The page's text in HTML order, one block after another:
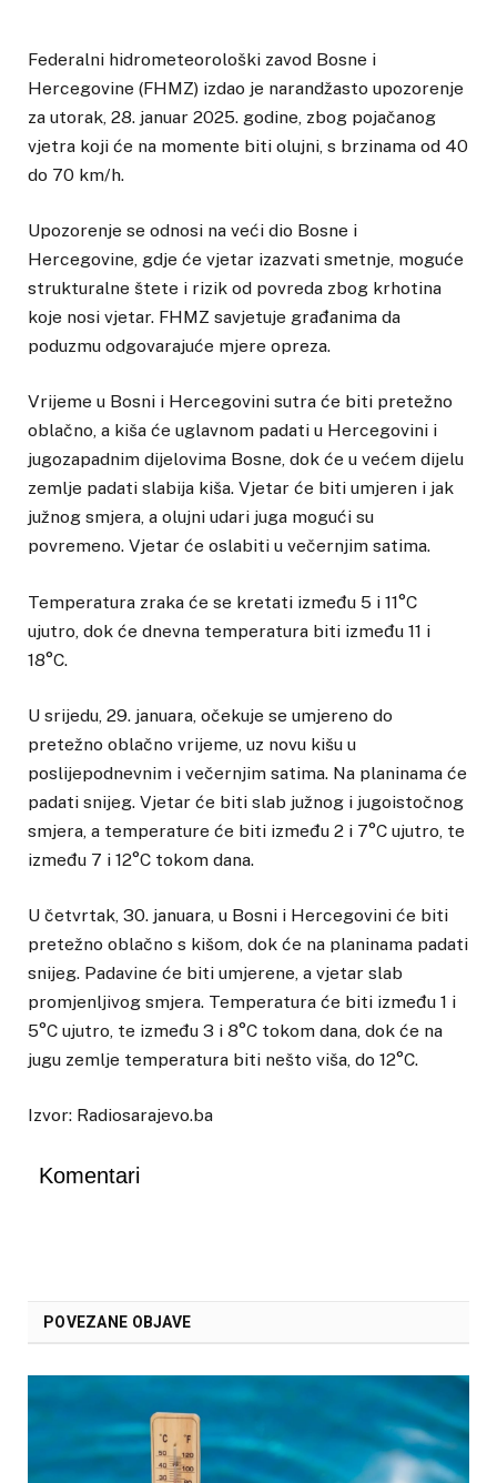
Federalni hidrometeorološki zavod Bosne i
Hercegovine (FHMZ) izdao je narandžasto upozorenje
za utorak, 28. januar 2025. godine, zbog pojačanog
vjetra koji će na momente biti olujni, s brzinama od 40
do 70 km/h.
Upozorenje se odnosi na veći dio Bosne i
Hercegovine, gdje će vjetar izazvati smetnje, moguće
strukturalne štete i rizik od povreda zbog krhotina
koje nosi vjetar. FHMZ savjetuje građanima da
poduzmu odgovarajuće mjere opreza.
Vrijeme u Bosni i Hercegovini sutra će biti pretežno
oblačno, a kiša će uglavnom padati u Hercegovini i
jugozapadnim dijelovima Bosne, dok će u većem dijelu
zemlje padati slabija kiša. Vjetar će biti umjeren i jak
južnog smjera, a olujni udari juga mogući su
povremeno. Vjetar će oslabiti u večernjim satima.
Temperatura zraka će se kretati između 5 i 11°C
ujutro, dok će dnevna temperatura biti između 11 i
18°C.
U srijedu, 29. januara, očekuje se umjereno do
pretežno oblačno vrijeme, uz novu kišu u
poslijepodnevnim i večernjim satima. Na planinama će
padati snijeg. Vjetar će biti slab južnog i jugoistočnog
smjera, a temperature će biti između 2 i 7°C ujutro, te
između 7 i 12°C tokom dana.
U četvrtak, 30. januara, u Bosni i Hercegovini će biti
pretežno oblačno s kišom, dok će na planinama padati
snijeg. Padavine će biti umjerene, a vjetar slab
promjenljivog smjera. Temperatura će biti između 1 i
5°C ujutro, te između 3 i 8°C tokom dana, dok će na
jugu zemlje temperatura biti nešto viša, do 12°C.
Izvor: Radiosarajevo.ba
Komentari
POVEZANE OBJAVE